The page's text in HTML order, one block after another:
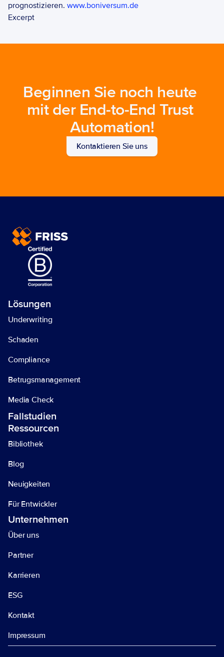
prognostizieren. www.boniversum.de
Excerpt
Beginnen Sie noch heute
mit der End-to-End Trust
Automation!
Kontaktieren Sie uns
Lösungen
Underwriting
Schaden
Compliance
Betrugsmanagement
Media Check
Fallstudien
Ressourcen
Bibliothek
Blog
Neuigkeiten
Für Entwickler
Unternehmen
Über uns
Partner
Karrieren
ESG
Kontakt
Impressum